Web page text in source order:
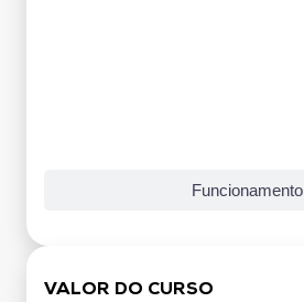
Funcionamento
VALOR DO CURSO